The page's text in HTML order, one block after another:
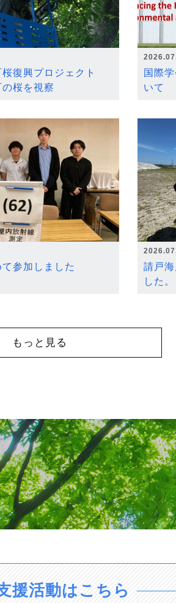
桜復興プロジェクト
桜を視察
国際
いて
参加しました
請戸
した。
もっと見る
援活動はこちら